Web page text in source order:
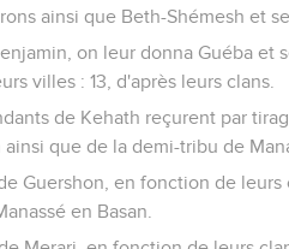
ainsi que Beth-Shémesh et
on leur donna Guéba
villes : 13, d'après leurs clans.
de Kehath reçurent par
que de la demi-tribu de
Guershon, en fonction de
en Basan.